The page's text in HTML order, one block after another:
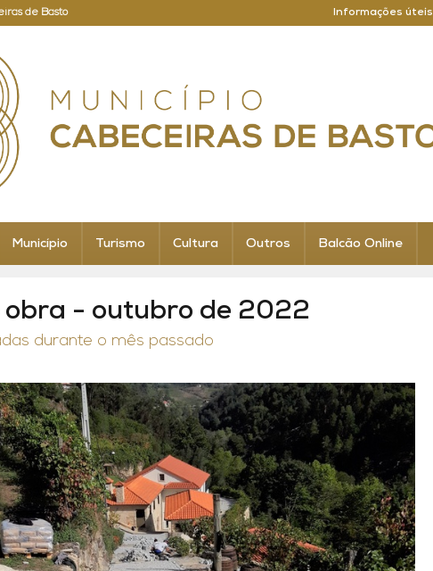
de Basto Informações úteis
Município Turismo Cultura Outros Balcão Online
obra - outubro de 2022
durante o mês passado